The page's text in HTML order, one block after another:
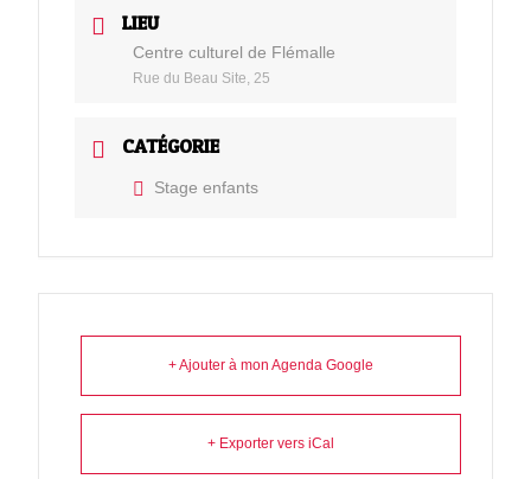
LIEU
Centre culturel de Flémalle
Rue du Beau Site, 25
CATÉGORIE
Stage enfants
+ Ajouter à mon Agenda Google
+ Exporter vers iCal